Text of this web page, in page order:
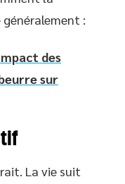
:
des
sur
La vie suit